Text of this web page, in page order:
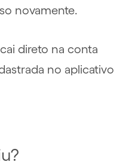
novamente.
direto na conta
no aplicativo